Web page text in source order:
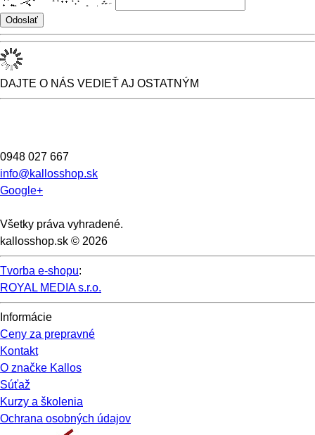
DAJTE O NÁS VEDIEŤ AJ OSTATNÝM
0948 027 667
info@kallosshop.sk
Google+
Všetky práva vyhradené.
kallosshop.sk © 2026
Tvorba e-shopu:
ROYAL MEDIA s.r.o.
Informácie
Ceny za prepravné
Kontakt
O značke Kallos
Súťaž
Kurzy a školenia
Ochrana osobných údajov